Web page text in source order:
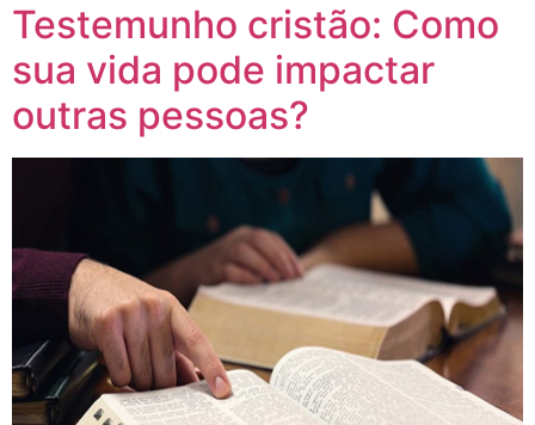
Testemunho cristão: Como
sua vida pode impactar
outras pessoas?